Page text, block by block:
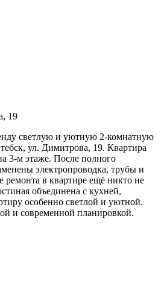
19
светлую и уютную 2-комнатную
ул. Димитрова, 19. Квартира
3-м этаже. После полного
электропроводка, трубы и
в квартире ещё никто не
объединена с кухней,
особенно светлой и уютной.
и современной планировкой.